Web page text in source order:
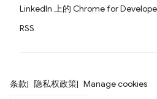
LinkedIn 上的 Chrome for
RSS
条款 隐私权政策 Manage cookies